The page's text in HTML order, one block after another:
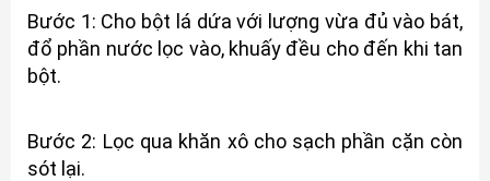
Bước 1: Cho bột lá dứa với lượng vừa đủ vào bát,
đổ phần nước lọc vào, khuấy đều cho đến khi tan
bột.
Bước 2: Lọc qua khăn xô cho sạch phần cặn còn
sót lại.